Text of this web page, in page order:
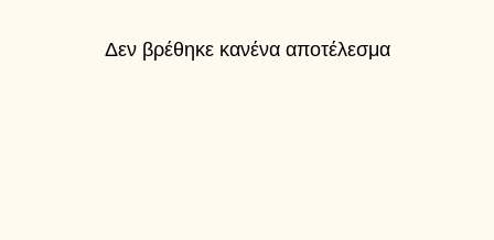
Δεν βρέθηκε κανένα αποτέλεσμα